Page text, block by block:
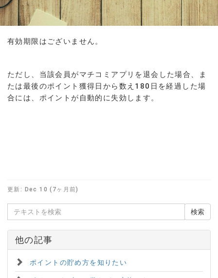
有効期限はございません。
ただし、当該会員がマチコミアプリを退会した場合、ま
たは最後のポイント獲得日から数え180日を経過した場
合には、ポイントが自動的に失効します。
更新: Dec 10 (7ヶ月前)
他の記事
ポイントの貯め方を知りたい